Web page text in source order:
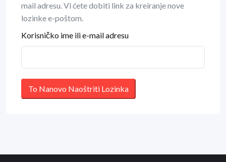
mail adresu. Vi ćete dobiti link za kreiranje nove
lozinke e-poštom.
Korisničko ime ili e-mail adresu